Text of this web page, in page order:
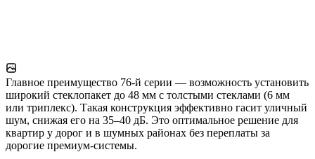
Главное преимущество 76-й серии — возможность установить
широкий стеклопакет до 48 мм с толстыми стеклами (6 мм
или триплекс). Такая конструкция эффективно гасит уличный
шум, снижая его на 35–40 дБ. Это оптимальное решение для
квартир у дорог и в шумных районах без переплаты за
дорогие премиум-системы.